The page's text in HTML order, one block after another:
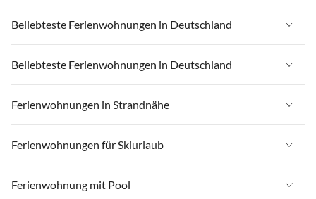
Beliebteste Ferienwohnungen in Deutschland
Ferienwohnungen in Deutschland
Ferienwohnungen in Ostsee
Ferienwohnungen in Nordsee
Ferienwohnungen in Mecklenburg-Vorpommern
Ferienwohnungen in Niedersachsen
Beliebteste Ferienwohnungen in Deutschland
Ferienwohnungen in Deutschland
Ferienwohnungen in Ostsee
Ferienwohnungen in Nordsee
Ferienwohnungen in Strandnähe
Ferienwohnungen in Strandnähe in Deutschland
Ferienwohnungen in Strandnähe in Ostsee
Ferienwohnungen in Strandnähe in Nordsee
Ferienwohnungen für Skiurlaub
Ferienwohnungen für Skiurlaub in Deutschland
Ferienwohnung mit Pool